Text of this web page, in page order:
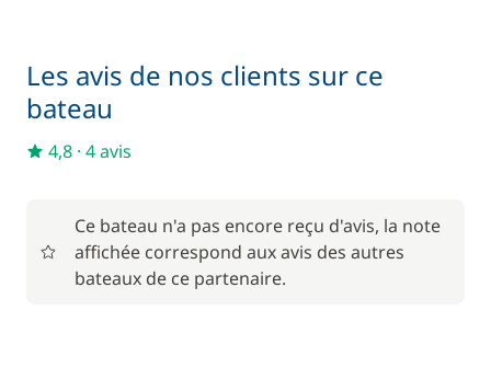
Serviettes
Wifi Inclus
—
Les avis de nos clients sur ce
bateau
4,8 · 4 avis
Ce bateau n'a pas encore reçu d'avis, la note
affichée correspond aux avis des autres
bateaux de ce partenaire.